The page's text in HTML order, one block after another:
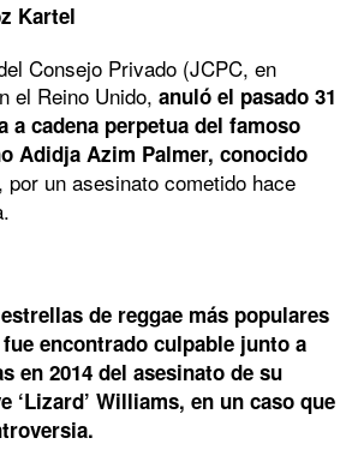
Kartel
Consejo Privado (JCPC, en
el Reino Unido, anuló el pasado 31
a cadena perpetua del famoso
Adidja Azim Palmer, conocido
, por un asesinato cometido hace
de reggae más populares
encontrado culpable junto a
en 2014 del asesinato de su
‘Lizard’ Williams, en un caso que